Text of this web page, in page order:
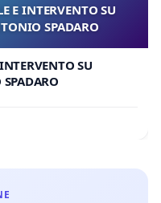
E INTERVENTO SU
SPADARO
SU